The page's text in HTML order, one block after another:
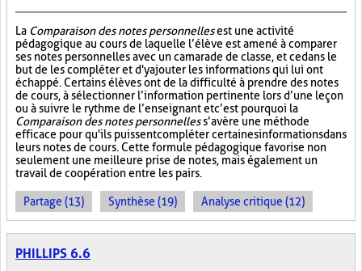
La Comparaison des notes personnellesest une activité
pédagogique au cours de laquelle l’élève est amené à comparer
ses notes personnelles avec un camarade de classe, et ce dans le
but de les compléter et d'y ajouter les informations qui lui ont
échappé. Certains élèves ont de la difficulté à prendre des notes
de cours, à sélectionner l’information pertinente lors d’une leçon
ou à suivre le rythme de l’enseignant et c’est pourquoi la
Comparaison des notes personnelless’avère une méthode
efficace pour qu'ils puissent compléter certaines informations dans
leurs notes de cours. Cette formule pédagogique favorise non
seulement une meilleure prise de notes, mais également un
travail de coopération entre les pairs.
Partage (13) Synthèse (19) Analyse critique (12)
PHILLIPS 6.6